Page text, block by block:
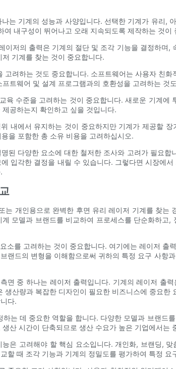
는 기계의 성능과 사양입니다. 선택한 기계가 유리,
내구성이 뛰어나고 오래 지속되도록 제작하는 것이
저의 출력은 기계의 절단 및 조각 기능을 결정하며,
기계를 찾는 것이 중요합니다.
려하는 것도 중요합니다. 소프트웨어는 사용자 친
트웨어 및 설계 프로그램과의 호환성을 고려하는 것
수준을 고려하는 것이 중요합니다. 새로운 기계에
공하는지 확인하고 싶을 것입니다.
내에서 유지하는 것이 중요하지만 기계가 제공할
을 포함한 총 소유 비용을 고려하십시오.
된 다양한 요소에 대한 철저한 조사와 고려가 필요
입각한 결정을 내릴 수 있습니다. 그렇다면 시장에
개인용으로 완벽한 후면 유리 레이저 기계를 찾는
모델과 브랜드를 비교하여 프로세스를 단순화하고
소를 고려하는 것이 중요합니다. 여기에는 레이저 출
랜드의 변형을 이해함으로써 귀하의 특정 요구 사항
면 중 하나는 레이저 출력입니다. 기계의 레이저 출
산량과 복잡한 디자인이 필요한 비즈니스에 중요한
다.
는 데 중요한 역할을 합니다. 다양한 모델과 브랜드
산 시간이 단축되므로 생산 수요가 높은 기업에서는
은 고려해야 할 핵심 요소입니다. 개인화, 브랜딩,
할 때 조각 기능과 기계의 정밀도를 평가하여 특정